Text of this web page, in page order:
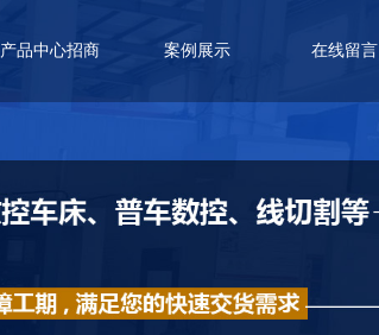
产品中心招商 案例展示 在线留言